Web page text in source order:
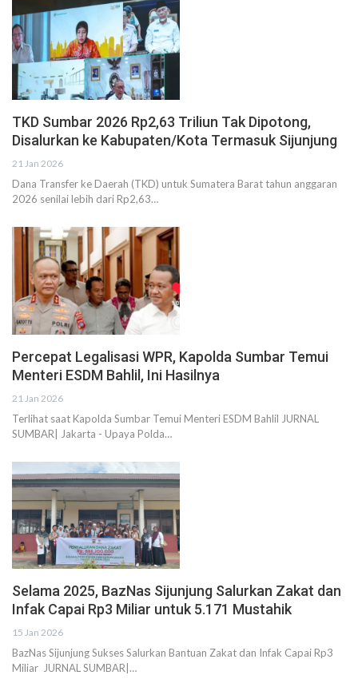
TKD Sumbar 2026 Rp2,63 Triliun Tak Dipotong,
Disalurkan ke Kabupaten/Kota Termasuk Sijunjung
21 Jan 2026
Dana Transfer ke Daerah (TKD) untuk Sumatera Barat tahun anggaran
2026 senilai lebih dari Rp2,63…
Percepat Legalisasi WPR, Kapolda Sumbar Temui
Menteri ESDM Bahlil, Ini Hasilnya
21 Jan 2026
Terlihat saat Kapolda Sumbar Temui Menteri ESDM Bahlil JURNAL
SUMBAR| Jakarta - Upaya Polda…
Selama 2025, BazNas Sijunjung Salurkan Zakat dan
Infak Capai Rp3 Miliar untuk 5.171 Mustahik
15 Jan 2026
BazNas Sijunjung Sukses Salurkan Bantuan Zakat dan Infak Capai Rp3
Miliar JURNAL SUMBAR|…